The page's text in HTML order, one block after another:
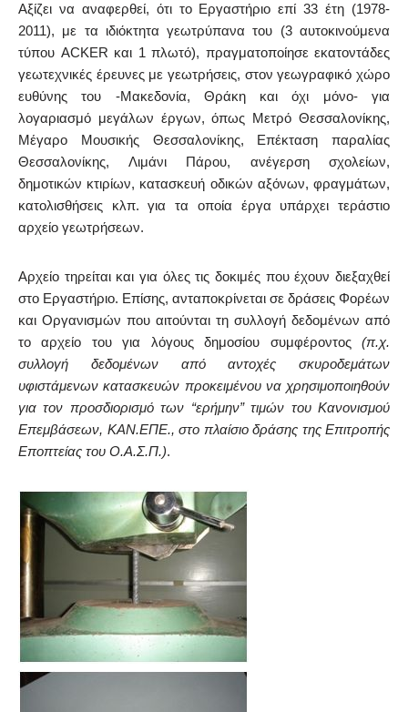
Αξίζει να αναφερθεί, ότι το Εργαστήριο επί 33 έτη (1978-
2011), με τα ιδιόκτητα γεωτρύπανα του (3 αυτοκινούμενα
τύπου ACKER και 1 πλωτό), πραγματοποίησε εκατοντάδες
γεωτεχνικές έρευνες με γεωτρήσεις, στον γεωγραφικό χώρο
ευθύνης του -Μακεδονία, Θράκη και όχι μόνο- για
λογαριασμό μεγάλων έργων, όπως Μετρό Θεσσαλονίκης,
Μέγαρο Μουσικής Θεσσαλονίκης, Επέκταση παραλίας
Θεσσαλονίκης, Λιμάνι Πάρου, ανέγερση σχολείων,
δημοτικών κτιρίων, κατασκευή οδικών αξόνων, φραγμάτων,
κατολισθήσεις κλπ. για τα οποία έργα υπάρχει τεράστιο
αρχείο γεωτρήσεων.
Αρχείο τηρείται και για όλες τις δοκιμές που έχουν διεξαχθεί
στο Εργαστήριο. Επίσης, ανταποκρίνεται σε δράσεις Φορέων
και Οργανισμών που αιτούνται τη συλλογή δεδομένων από
το αρχείο του για λόγους δημοσίου συμφέροντος (π.χ.
συλλογή δεδομένων από αντοχές σκυροδεμάτων
υφιστάμενων κατασκευών προκειμένου να χρησιμοποιηθούν
για τον προσδιορισμό των “ερήμην” τιμών του Κανονισμού
Επεμβάσεων, ΚΑΝ.ΕΠΕ., στο πλαίσιο δράσης της Επιτροπής
Εποπτείας του Ο.Α.Σ.Π.).